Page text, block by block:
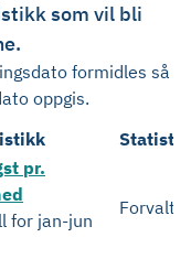
som vil bli
formidles så
oppgis.
pr.
for jan-jun